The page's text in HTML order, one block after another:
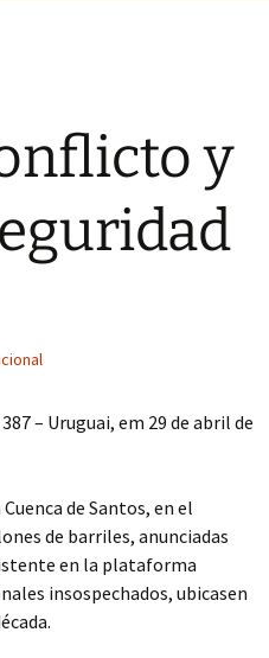
y
– Uruguai, em 29 de abril de
de Santos, en el
de barriles, anunciadas
en la plataforma
insospechados, ubicasen